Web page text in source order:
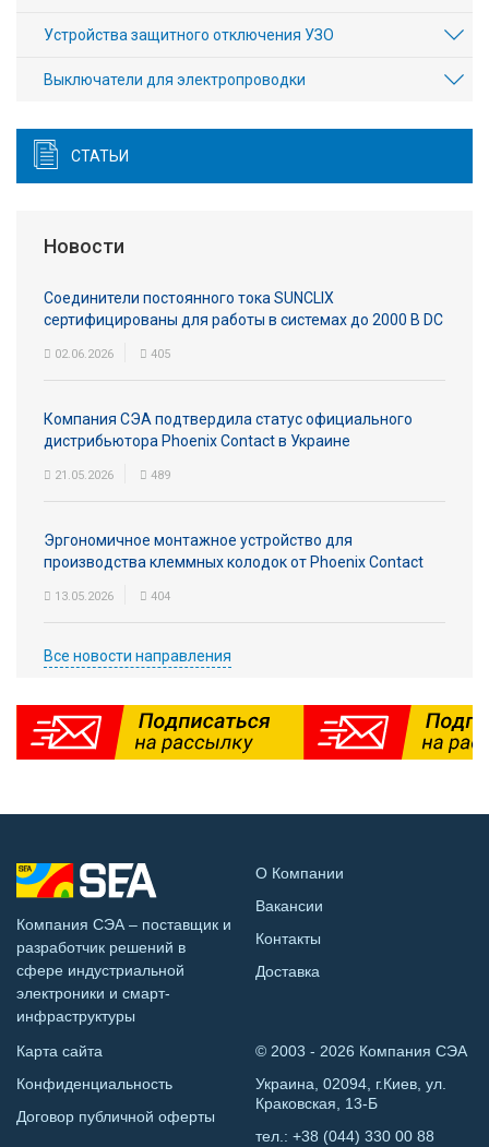
Устройства защитного отключения УЗО
Выключатели для электропроводки
СТАТЬИ
Новости
Соединители постоянного тока SUNCLIX
сертифицированы для работы в системах до 2000 В DC
02.06.2026 405
Компания СЭА подтвердила статус официального
дистрибьютора Phoenix Contact в Украине
21.05.2026 489
Эргономичное монтажное устройство для
производства клеммных колодок от Phoenix Contact
13.05.2026 404
Все новости направления
Компания СЭА – поставщик и
разработчик решений в
сфере индустриальной
электроники и смарт-
инфраструктуры
О Компании
Вакансии
Контакты
Доставка
Карта сайта
Конфиденциальность
Договор публичной оферты
© 2003 - 2026 Компания СЭА
Украина, 02094, г.Киев, ул.
Краковская, 13-Б
тел.: +38 (044) 330 00 88